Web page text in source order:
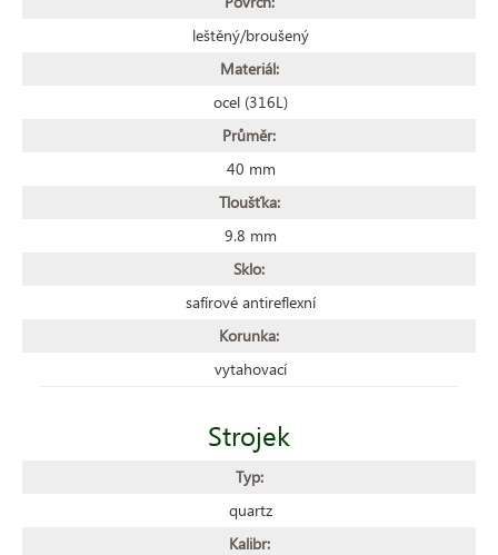
leštěný/broušený
Materiál:
ocel (316L)
Průměr:
40 mm
Tloušťka:
9.8 mm
Sklo:
safírové antireflexní
Korunka:
vytahovací
Strojek
Typ:
quartz
Kalibr: